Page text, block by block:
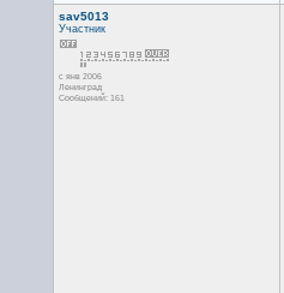
sav5013
Участник
с янв 2006
Ленинград
Сообщений: 161